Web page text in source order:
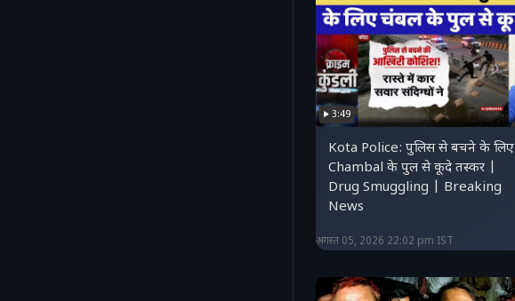
3:49
Kota Police: पुलिस से बचने के लिए
Chambal के पुल से कूदे तस्कर |
Drug Smuggling | Breaking
News
अगस्त 05, 2026 22:02 pm IST